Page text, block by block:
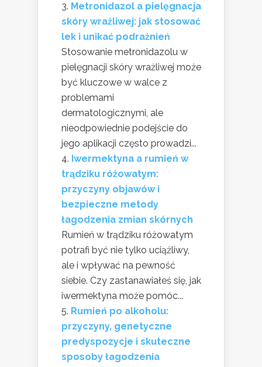
Metronidazol a pielęgnacja
skóry wrażliwej: jak stosować
lek i unikać podrażnień
Stosowanie metronidazolu w
pielęgnacji skóry wrażliwej może
być kluczowe w walce z
problemami
dermatologicznymi, ale
nieodpowiednie podejście do
jego aplikacji często prowadzi...
Iwermektyna a rumień w
trądziku różowatym:
przyczyny objawów i
bezpieczne metody
łagodzenia zmian skórnych
Rumień w trądziku różowatym
potrafi być nie tylko uciążliwy,
ale i wpływać na pewność
siebie. Czy zastanawiałeś się, jak
iwermektyna może pomóc...
Rumień po alkoholu:
przyczyny, genetyczne
predyspozycje i skuteczne
sposoby łagodzenia